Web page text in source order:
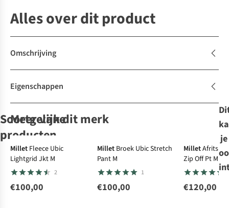
Alles over dit product
Omschrijving
Eigenschappen
Soortgelijke
producten
Sprayway T-
Shirt Mirror Tee
The North Face
T-Shirt M
Evolution Box
Nse Regular
Patagonia
Shirt P6 Logo
Responsibilitee
The North Face
T-Shirt M
Evolution
Simple Dome
Meer van dit merk
Millet Fleece Ubic
Lightgrid Jkt M
2
€100,00
Millet Broek Ubic Stretch
Pant M
1
€100,00
Millet
Zip Off Pt M
€120,00
je